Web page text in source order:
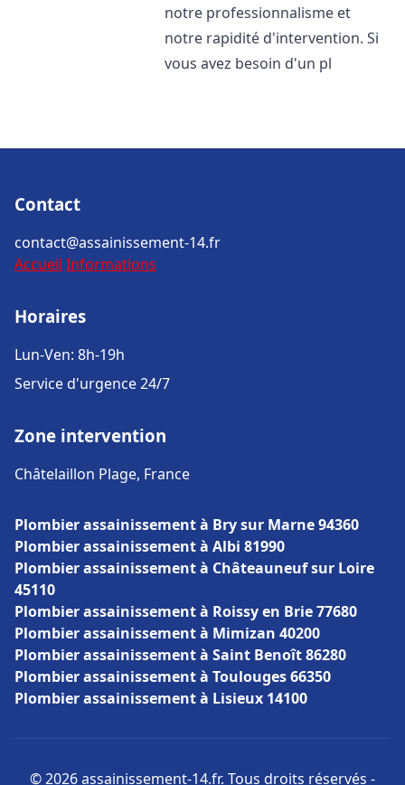
notre professionnalisme et
notre rapidité d'intervention. Si
vous avez besoin d'un pl
Contact
contact@assainissement-14.fr
Accueil Informations
Horaires
Lun-Ven: 8h-19h
Service d'urgence 24/7
Zone intervention
Châtelaillon Plage, France
Plombier assainissement à Bry sur Marne 94360
Plombier assainissement à Albi 81990
Plombier assainissement à Châteauneuf sur Loire
45110
Plombier assainissement à Roissy en Brie 77680
Plombier assainissement à Mimizan 40200
Plombier assainissement à Saint Benoît 86280
Plombier assainissement à Toulouges 66350
Plombier assainissement à Lisieux 14100
© 2026 assainissement-14.fr. Tous droits réservés -